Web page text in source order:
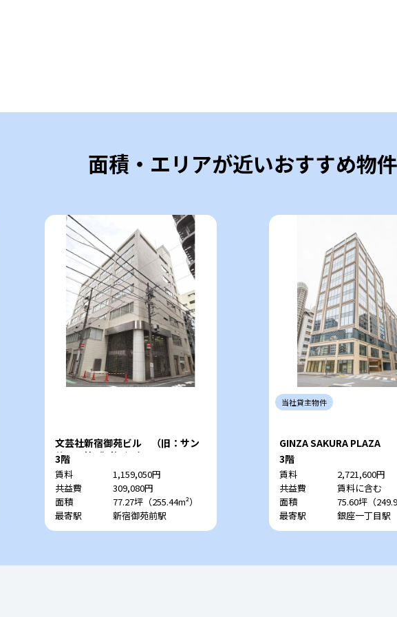
面積・エリアが近いおすすめ物件
文芸社新宿御苑ビル （旧：サン
サーラ第5御苑ビル）
3階
賃料
1,159,050円
共益費
309,080円
面積
77.27坪（255.44m²）
最寄駅
新宿御苑前駅
当社貸主物件
GINZA SAKURA PLAZA
3階
賃料
2,721,600円
共益費
賃料に含む
面積
75.60坪（
最寄駅
銀座一丁目駅